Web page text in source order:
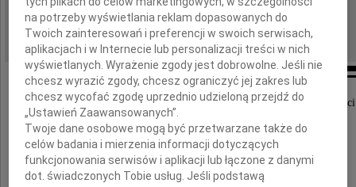
REGION: Częstochowa
DATA EMISJI: 21.08.2020
W dniu 22 sierpnia mija trzecia rocznica śmierci
pułkownika magistra inżyniera
na potrzeby wyświetlania reklam dopasowanych do
Twoich zainteresowań i preferencji w swoich serwisach,
aplikacjach i w Internecie lub personalizacji treści w nich
wyświetlanych. Wyrażenie zgody jest dobrowolne. Jeśli nie
chcesz wyrazić zgody, chcesz ograniczyć jej zakres lub
chcesz wycofać zgodę uprzednio udzieloną przejdź do
„Ustawień Zaawansowanych”.
Twoje dane osobowe mogą być przetwarzane także do
celów badania i mierzenia informacji dotyczących
funkcjonowania serwisów i aplikacji lub łączone z danymi
dot. świadczonych Tobie usług. Jeśli podstawą